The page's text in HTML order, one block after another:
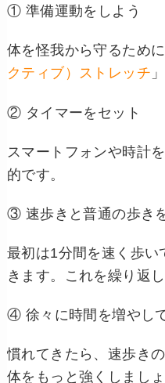
① 準備運動をしよう
体を怪我から守るため
クティブ）ストレッチ
② タイマーをセット
スマートフォンや時計
的です。
③ 速歩きと普通の歩き
最初は1分間を速く歩い
きます。これを繰り返し
④ 徐々に時間を増やし
慣れてきたら、速歩き
体をもっと強くしましょ